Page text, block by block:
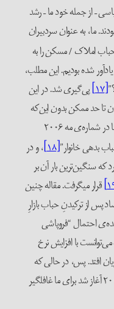
– از جمله خود ما – رشد
ما، به عنوان سردبیران
ترکیدن حباب املاک / مسکن را به
یادآور شده بودیم. این مطلب،
[۱۷]
پی‌گیری شد. در این
تا حد ممکن بدون این‌که
شماره‌ی مه ۲۰۰۶
بدهی خانوار”[۱۸]
، و در
که سنگین‌ترین بار آن بر
قرار میگرفت. مقاله چنین
از ترکیدنِ حباب بازارِ
احتمال “فروپاشی
با افزایش نرخ
افتد. پس، در حالی که
بعضی از جنبه های بحرانی که در تابستان ۲۰۰۷ آغاز شد برای ما غافلگیر